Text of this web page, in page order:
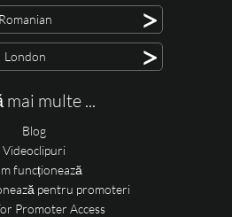
Romanian >
London >
mai multe ...
Blog
Videoclipuri
funcționează
pentru promoteri
Promoter Access